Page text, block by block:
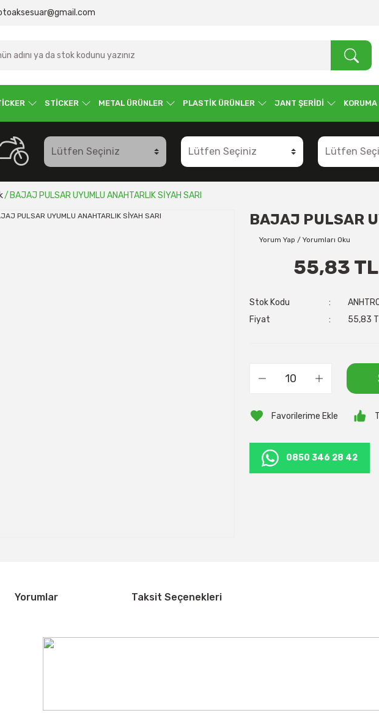
STİCKER METAL ÜRÜNLER PLASTİK ÜRÜNLER JANT ŞERİDİ
BAJAJ PULSAR UYUMLU ANAHTARLIK SİYAH SARI
BAJAJ PULSAR
Yorum Yap / Yorumları Oku
55,83 TL
Stok Kodu
Fiyat
55,83
0850 346 28 42
Yorumlar Taksit Seçenekleri